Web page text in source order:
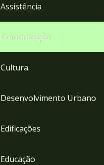
Assistência
Comunicação
Cultura
Desenvolvimento Urbano
Edificações
Educação